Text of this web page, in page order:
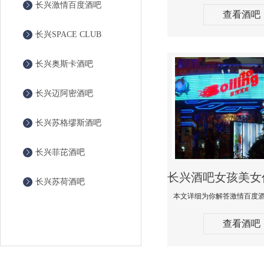
长兴激情百度酒吧
长兴SPACE CLUB
长兴奥斯卡酒吧
长兴迈阿密酒吧
长兴苏格缪斯酒吧
长兴菲芘酒吧
长兴苏荷酒吧
查看酒吧
查看酒吧